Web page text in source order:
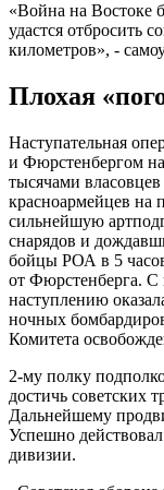
«Война на Востоке
удастся отбросить
километров», -
Плохая
Наступательная
и Фюрстенбергом
тысячами власовцев
красноармейцев на
сильнейшую
снарядов и
бойцы РОА в 5
от Фюрстенберга. С
наступлению
ночных
Комитета
2-му полку
достичь советских
Дальнейшему
Успешно
дивизии.